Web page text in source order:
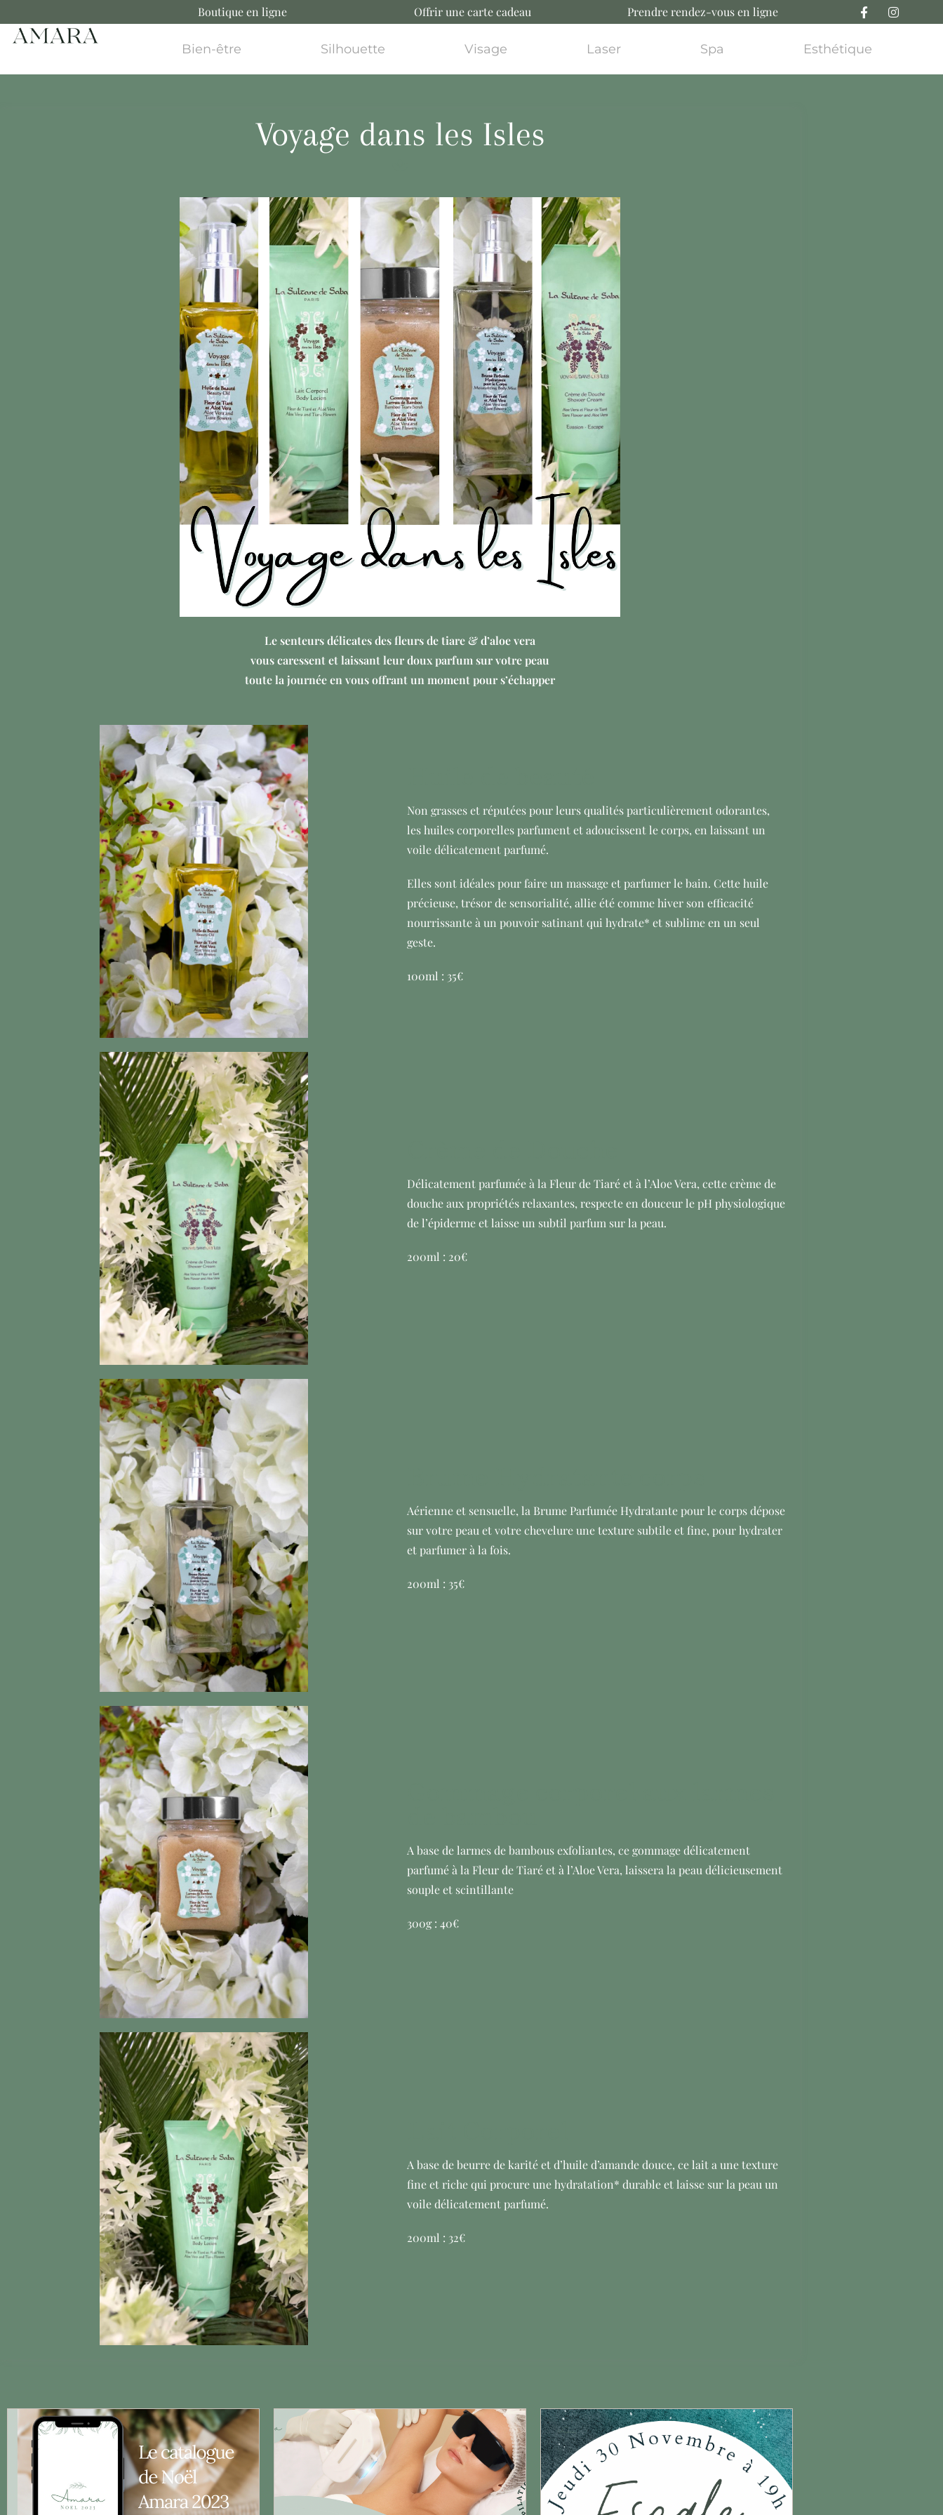
Boutique en ligne Offrir une carte cadeau Prendre rendez-vous en ligne
Bien-être Silhouette Visage Laser Spa Esthétique
Voyage dans les Isles
Le senteurs délicates des fleurs de tiare & d’aloe vera
vous caressent et laissant leur douxparfum sur votre peau
toute la journéeen vous offrant un moment pour s’échapper
Non grasses et réputées pour leurs qualités particulièrement odorantes,
les huiles corporelles parfument et adoucissent le corps, en laissant un
voile délicatement parfumé.
Elles sont idéales pour faire un massage et parfumer le bain. Cette huile
précieuse, trésor de sensorialité, allie été comme hiver son efficacité
nourrissante à un pouvoir satinant qui hydrate* et sublime en un seul
geste.
100ml : 35€
Délicatement parfumée à la Fleur de Tiaré et à l’Aloe Vera, cette crème de
douche aux propriétés relaxantes, respecte en douceur le pH physiologique
de l’épiderme et laisse un subtil parfum sur la peau.
200ml : 20€
Aérienne et sensuelle, la Brume Parfumée Hydratante pour le corps dépose
sur votre peau et votre chevelure une texture subtile et fine, pour hydrater
et parfumer à la fois.
200ml : 35€
A base de larmes de bambous exfoliantes, ce gommage délicatement
parfumé à la Fleur de Tiaré et à l’Aloe Vera, laissera la peau délicieusement
souple et scintillante
300g : 40€
A base de beurre de karité et d’huile d’amande douce, ce lait a une texture
fine et riche qui procure une hydratation* durable et laisse sur la peau un
voile délicatement parfumé.
200ml : 32€